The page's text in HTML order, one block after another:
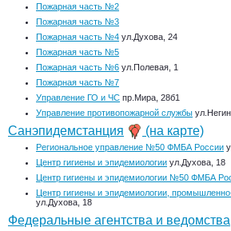
Пожарная часть №2
Пожарная часть №3
Пожарная часть №4 ул.Духова, 24
Пожарная часть №5
Пожарная часть №6 ул.Полевая, 1
Пожарная часть №7
Управление ГО и ЧС пр.Мира, 28б1
Управление противопожарной службы
Санэпидемстанция (на карте)
Региональное управление №50 ФМБА России
Центр гигиены и эпидемиологии ул.Духова, 18
Центр гигиены и эпидемиологии №50 ФМБА
Центр гигиены и эпидемиологии,
ул.Духова, 18
Федеральные агентства и ведомства